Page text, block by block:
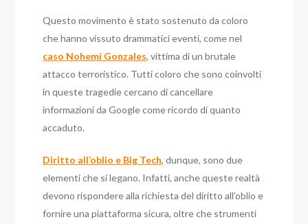
Questo movimento è stato sostenuto da coloro
che hanno vissuto drammatici eventi, come nel
caso Nohemi Gonzales, vittima di un brutale
attacco terroristico. Tutti coloro che sono coinvolti
in queste tragedie cercano di cancellare
informazioni da Google come ricordo di quanto
accaduto.
Diritto all’oblio e Big Tech, dunque, sono due
elementi che si legano. Infatti, anche queste realtà
devono rispondere alla richiesta del diritto all’oblio e
fornire una piattaforma sicura, oltre che strumenti